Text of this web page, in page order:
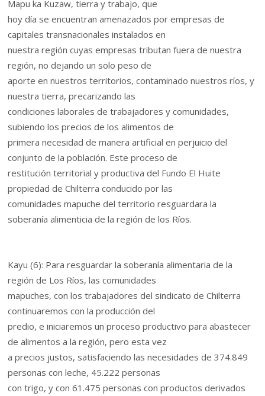
Mapu ka Kuzaw, tierra y trabajo, que
hoy día se encuentran amenazados por empresas de
capitales transnacionales instalados en
nuestra región cuyas empresas tributan fuera de nuestra
región, no dejando un solo peso de
aporte en nuestros territorios, contaminado nuestros ríos, y
nuestra tierra, precarizando las
condiciones laborales de trabajadores y comunidades,
subiendo los precios de los alimentos de
primera necesidad de manera artificial en perjuicio del
conjunto de la población. Este proceso de
restitución territorial y productiva del Fundo El Huite
propiedad de Chilterra conducido por las
comunidades mapuche del territorio resguardara la
soberanía alimenticia de la región de los Ríos.
Kayu (6): Para resguardar la soberanía alimentaria de la
región de Los Ríos, las comunidades
mapuches, con los trabajadores del sindicato de Chilterra
continuaremos con la producción del
predio, e iniciaremos un proceso productivo para abastecer
de alimentos a la región, pero esta vez
a precios justos, satisfaciendo las necesidades de 374.849
personas con leche, 45.222 personas
con trigo, y con 61.475 personas con productos derivados